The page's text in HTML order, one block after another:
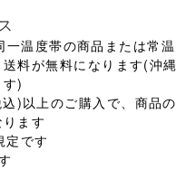
温度帯の商品または常温
料が無料になります(沖縄
)
)以上のご購入で、商品の
ます
定です